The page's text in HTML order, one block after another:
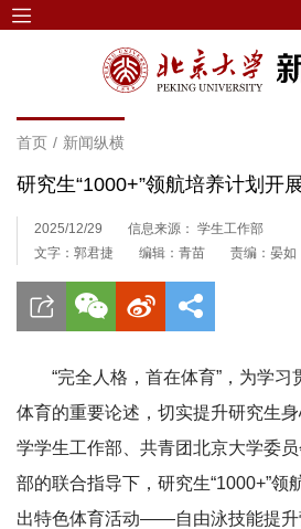
首页 / 新闻纵横
研究生“1000+”领航培养计划开
2025/12/29
信息来源： 学生工作部
文字：郭君捷
编辑：青苗 责编：晏如
“完全人格，首在体育”，为学
体育的重要论述，切实提升研究生
学学生工作部、共青团北京大学委
部的联合指导下，研究生“1000+”领
出特色体育活动——自由泳技能提升